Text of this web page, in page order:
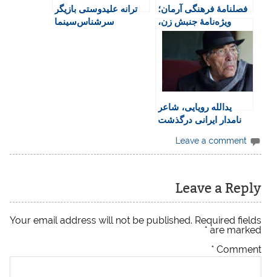
n
فصلنامۀ فرهنگی آرمان؛
ویژه‌نامۀ جنبش زن،
زندگی، آزادی منتشر شد
ترانه علیدوستی بازیگر
سرشناس‌سینما
یدالله رویایی، شاعر
نامدار ایرانی درگذشت
Leave a comment
Leave a Reply
Your email address will not be published. Required fields
are marked
*
Comment
*